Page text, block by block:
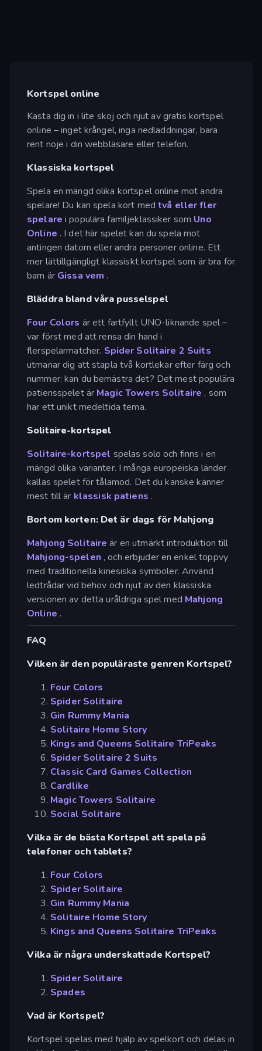
Kortspel online
Kasta dig in i lite skoj och njut av gratis kortspel
online – inget krångel, inga nedladdningar, bara
rent nöje i din webbläsare eller telefon.
Klassiska kortspel
Spela en mängd olika kortspel online mot andra
spelare! Du kan spela kort medtvå eller fler
spelare i populära familjeklassiker som Uno
Online . I det här spelet kan du spela mot
antingen datorn eller andra personer online. Ett
mer lättillgängligt klassiskt kortspel som är bra för
barn är Gissa vem .
Bläddra bland våra pusselspel
Four Colors är ett fartfyllt UNO-liknande spel –
var först med att rensa din hand i
flerspelarmatcher. Spider Solitaire 2 Suits
utmanar dig att stapla två kortlekar efter färg och
nummer: kan du bemästra det? Det mest populära
patiensspelet är Magic Towers Solitaire , som
har ett unikt medeltida tema.
Solitaire-kortspel
Solitaire-kortspel spelas solo och finns i en
mängd olika varianter. I många europeiska länder
kallas spelet för tålamod. Det du kanske känner
mest till är klassisk patiens .
Bortom korten: Det är dags för Mahjong
Mahjong Solitaire är en utmärkt introduktion till
Mahjong-spelen , och erbjuder en enkel toppvy
med traditionella kinesiska symboler. Använd
ledtrådar vid behov och njut av den klassiska
versionen av detta uråldriga spel med Mahjong
Online .
FAQ
Vilken är den populäraste genren Kortspel?
Four Colors
Spider Solitaire
Gin Rummy Mania
Solitaire Home Story
Kings and Queens Solitaire TriPeaks
Spider Solitaire 2 Suits
Classic Card Games Collection
Cardlike
Magic Towers Solitaire
Social Solitaire
Vilka är de bästa Kortspel att spela på
telefoner och tablets?
Four Colors
Spider Solitaire
Gin Rummy Mania
Solitaire Home Story
Kings and Queens Solitaire TriPeaks
Vilka är några underskattade Kortspel?
Spider Solitaire
Spades
Vad är Kortspel?
Kortspel spelas med hjälp av spelkort och delas in